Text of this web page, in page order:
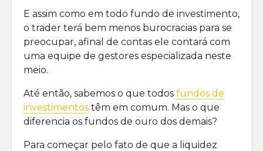
E assim como em todo fundo de investimento,
o trader terá bem menos burocracias para se
preocupar, afinal de contas ele contará com
uma equipe de gestores especializada neste
meio.
Até então, sabemos o que todos fundos de
investimentos têm em comum. Mas o que
diferencia os fundos de ouro dos demais?
Para começar pelo fato de que a liquidez